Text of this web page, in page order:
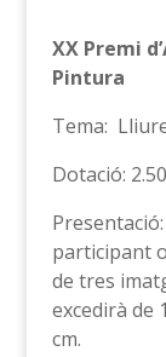
XX Premi
Pintura
Tema:
Dotació:
participant
de tres
excedirà de
cm.